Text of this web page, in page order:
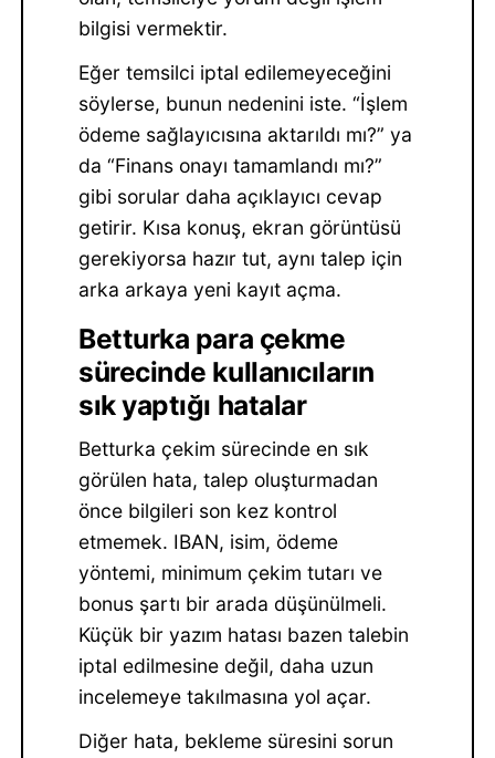
bilgisi vermektir.
Eğer temsilci iptal edilemeyeceğini
söylerse, bunun nedenini iste. “İşlem
ödeme sağlayıcısına aktarıldı mı?” ya
da “Finans onayı tamamlandı mı?”
gibi sorular daha açıklayıcı cevap
getirir. Kısa konuş, ekran görüntüsü
gerekiyorsa hazır tut, aynı talep için
arka arkaya yeni kayıt açma.
Betturka para çekme
sürecinde kullanıcıların
sık yaptığı hatalar
Betturka çekim sürecinde en sık
görülen hata, talep oluşturmadan
önce bilgileri son kez kontrol
etmemek. IBAN, isim, ödeme
yöntemi, minimum çekim tutarı ve
bonus şartı bir arada düşünülmeli.
Küçük bir yazım hatası bazen talebin
iptal edilmesine değil, daha uzun
incelemeye takılmasına yol açar.
Diğer hata, bekleme süresini sorun